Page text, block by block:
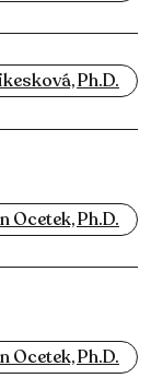
Ph.D.
Ocetek, Ph.D.
Ocetek, Ph.D.